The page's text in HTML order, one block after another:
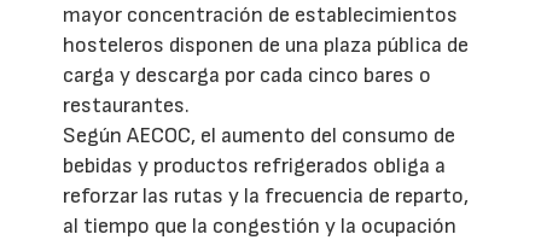
mayor concentración de establecimientos
hosteleros disponen de una plaza pública de
carga y descarga por cada cinco bares o
restaurantes.
Según AECOC, el aumento del consumo de
bebidas y productos refrigerados obliga a
reforzar las rutas y la frecuencia de reparto,
al tiempo que la congestión y la ocupación